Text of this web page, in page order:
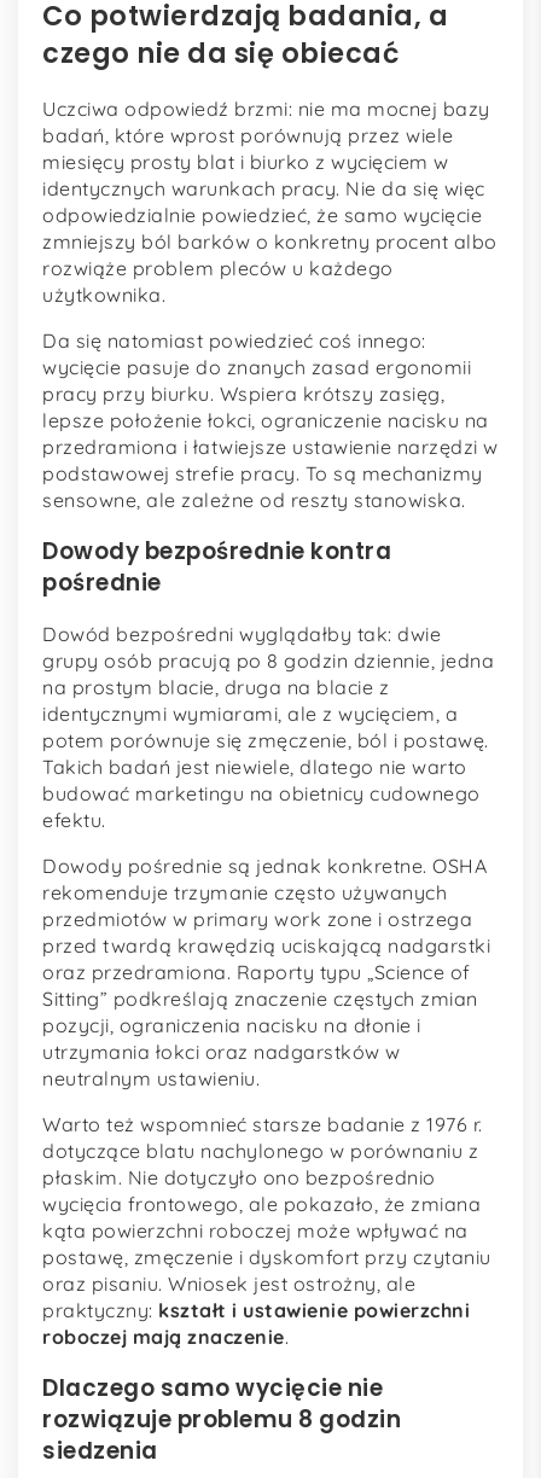
Co potwierdzają badania, a
czego nie da się obiecać
Uczciwa odpowiedź brzmi: nie ma mocnej bazy
badań, które wprost porównują przez wiele
miesięcy prosty blat i biurko z wycięciem w
identycznych warunkach pracy. Nie da się więc
odpowiedzialnie powiedzieć, że samo wycięcie
zmniejszy ból barków o konkretny procent albo
rozwiąże problem pleców u każdego
użytkownika.
Da się natomiast powiedzieć coś innego:
wycięcie pasuje do znanych zasad ergonomii
pracy przy biurku. Wspiera krótszy zasięg,
lepsze położenie łokci, ograniczenie nacisku na
przedramiona i łatwiejsze ustawienie narzędzi w
podstawowej strefie pracy. To są mechanizmy
sensowne, ale zależne od reszty stanowiska.
Dowody bezpośrednie kontra
pośrednie
Dowód bezpośredni wyglądałby tak: dwie
grupy osób pracują po 8 godzin dziennie, jedna
na prostym blacie, druga na blacie z
identycznymi wymiarami, ale z wycięciem, a
potem porównuje się zmęczenie, ból i postawę.
Takich badań jest niewiele, dlatego nie warto
budować marketingu na obietnicy cudownego
efektu.
Dowody pośrednie są jednak konkretne. OSHA
rekomenduje trzymanie często używanych
przedmiotów w primary work zone i ostrzega
przed twardą krawędzią uciskającą nadgarstki
oraz przedramiona. Raporty typu „Science of
Sitting” podkreślają znaczenie częstych zmian
pozycji, ograniczenia nacisku na dłonie i
utrzymania łokci oraz nadgarstków w
neutralnym ustawieniu.
Warto też wspomnieć starsze badanie z 1976 r.
dotyczące blatu nachylonego w porównaniu z
płaskim. Nie dotyczyło ono bezpośrednio
wycięcia frontowego, ale pokazało, że zmiana
kąta powierzchni roboczej może wpływać na
postawę, zmęczenie i dyskomfort przy czytaniu
oraz pisaniu. Wniosek jest ostrożny, ale
praktyczny: kształt i ustawienie powierzchni
roboczej mają znaczenie.
Dlaczego samo wycięcie nie
rozwiązuje problemu 8 godzin
siedzenia